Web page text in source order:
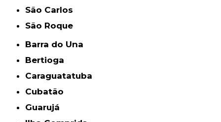
São Carlos
São Roque
Barra do Una
Bertioga
Caraguatatuba
Cubatão
Guarujá